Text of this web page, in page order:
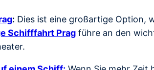
: Dies ist eine großartige Option,
Schifffahrt Prag führe an den